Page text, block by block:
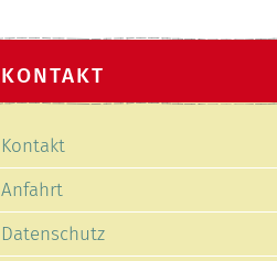
KONTAKT
überspringen
Kontakt
Anfahrt
Datenschutz